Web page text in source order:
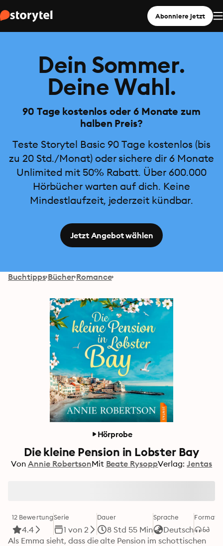
Abonniere jetzt
Dein Sommer.
Deine Wahl.
90 Tage kostenlos oder 6 Monate zum
halben Preis?
Teste Storytel Basic 90 Tage kostenlos (bis
zu 20 Std./Monat) oder sichere dir 6 Monate
Unlimited mit 50% Rabatt. Über 600.000
Hörbücher warten auf dich. Keine
Mindestlaufzeit, jederzeit kündbar.
Jetzt Angebot wählen
Buchtipps Bücher Romance
Hörprobe
Die kleine Pension in Lobster Bay
Von Annie RobertsonMit Beate RysoppVerlag: Jentas
12 Bewertung
4.4
Serie
1 von 2
Dauer
8 Std 55 Min
Sprache
Deutsch
Format
Als Emma sieht, dass die alte Pension im schottischen